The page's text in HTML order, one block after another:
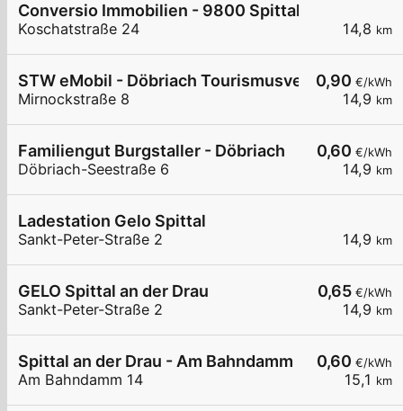
14,8 km
Conversio Immobilien - 9800 Spittal a.d. Drau -
Koschatstraße 24
0,90 €/kWh
14,9 km
STW eMobil - Döbriach Tourismusverband
Mirnockstraße 8
0,60 €/kWh
14,9 km
Familiengut Burgstaller - Döbriach
Döbriach-Seestraße 6
14,9 km
Ladestation Gelo Spittal
Sankt-Peter-Straße 2
0,65 €/kWh
14,9 km
GELO Spittal an der Drau
Sankt-Peter-Straße 2
0,60 €/kWh
15,1 km
Spittal an der Drau - Am Bahndamm
Am Bahndamm 14